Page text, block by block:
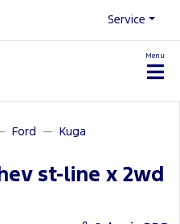
Service
Menu
Ford Kuga
st-line x 2wd